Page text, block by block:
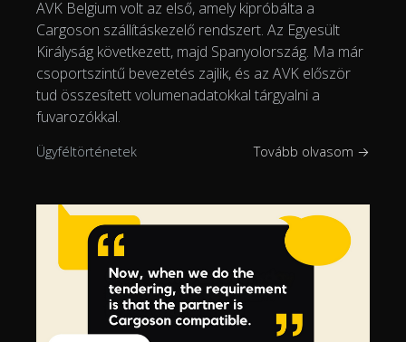
AVK Belgium volt az első, amely kipróbálta a
Cargoson szállításkezelő rendszert. Az Egyesült
Királyság következett, majd Spanyolország. Ma már
csoportszintű bevezetés zajlik, és az AVK először
tud összesített volumenadatokkal tárgyalni a
fuvarozókkal.
Ügyféltörténetek Tovább olvasom →